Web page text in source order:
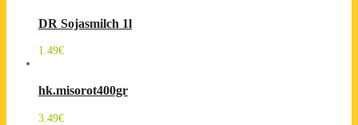
DR Sojasmilch 1l
1.49€
hk.misorot400gr
3.49€